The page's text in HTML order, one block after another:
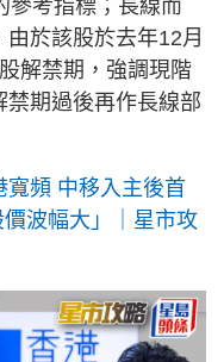
參考指標；長線而
於該股於去年12月
解禁期，強調現階
期過後再作長線部
寬頻 中移入主後首
波幅大」｜星市攻